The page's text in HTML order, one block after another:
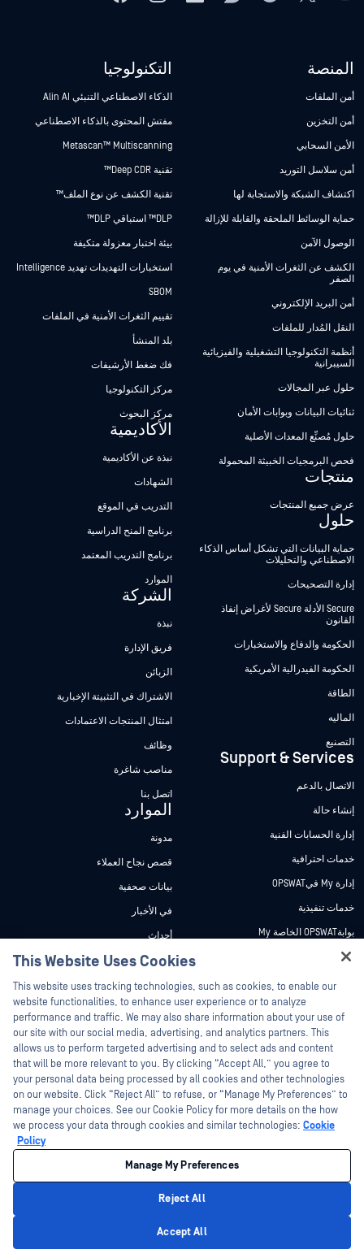
المنصة
أمن الملفات
أمن التخزين
الأمن السحابي
أمن سلاسل التوريد
اكتشاف الشبكة والاستجابة لها
حماية الوسائط الملحقة والقابلة للإزالة
الوصول الآمن
الكشف عن الثغرات الأمنية في يوم
الصفر
أمن البريد الإلكتروني
النقل المُدار للملفات
أنظمة التكنولوجيا التشغيلية والفيزيائية
السيبرانية
حلول عبر المجالات
ثنائيات البيانات وبوابات الأمان
حلول مُصنِّع المعدات الأصلية
فحص البرمجيات الخبيثة المحمولة
منتجات
عرض جميع المنتجات
حلول
حماية البيانات التي تشكل أساس الذكاء
الاصطناعي والتحليلات
إدارة التصحيحات
Secure الأدلة Secure لأغراض إنفاذ
القانون
الحكومة والدفاع والاستخبارات
الحكومة الفيدرالية الأمريكية
الطاقة
الماليه
التصنيع
Support & Services
الاتصال بالدعم
إنشاء حالة
إدارة الحسابات الفنية
خدمات احترافية
إدارة My فيOPSWAT
خدمات تنفيذية
بوابةOPSWAT الخاصة My
وثائق تقنية
دورات تدريبية
برنامج الثغرات الأمنية
الشركاء
شهادات
شركاء التكنولوجيا
برنامج شركاء القنوات
التكنولوجيا
الذكاء الاصطناعي التنبئي Alin AI
مفتش المحتوى بالذكاء الاصطناعي
Metascan™ Multiscanning
تقنية Deep CDR™
تقنية الكشف عن نوع الملف™
DLP™ استباقي DLP™
بيئة اختبار معزولة متكيفة
استخبارات التهديدات تهديد Intelligence
SBOM
تقييم الثغرات الأمنية في الملفات
بلد المنشأ
فك ضغط الأرشيفات
مركز التكنولوجيا
مركز البحوث
الأكاديمية
نبذة عن الأكاديمية
الشهادات
التدريب في الموقع
برنامج المنح الدراسية
برنامج التدريب المعتمد
الموارد
الشركة
نبذة
فريق الإدارة
الزبائن
الاشتراك في التثبيتة الإخبارية
امتثال المنتجات الاعتمادات
وظائف
مناصب شاغرة
اتصل بنا
الموارد
مدونة
قصص نجاح العملاء
بيانات صحفية
في الأخبار
أحداث
ندوات عبر الإنترنت
أوراق البيانات
مستندات تقنية
أدوات مجانية
©2026 OPSWAT . جميع الحقوق محفوظة. OPSWAT و MetaDefender و Metascan و
MetaAccess OPSWAT و Trust no File. Trust No Device. و OPSWAT و Protecting the
OPSWAT العلامات التجارية الخاصة بالجهات الخارجية هي ملك لأصحابها المعنيين.
إدارة تفضيلات ملفات تعريف الارتباط
This Website Uses Cookies
This website uses tracking technologies, such as cookies, to enable our
website functionalities, to enhance user experience or to analyze
performance and traffic. We may also share information about your use of
our site with our social media, advertising, and analytics partners. This
allows us to perform targeted advertising and to select ads and content
that will be more relevant to you. By clicking “Accept All,” you agree to
your personal data being processed by all cookies and other technologies
on our website. Click “Reject All” to refuse, or “Manage My Preferences” to
manage your choices. See our Cookie Policy for more details on the how
we process your data through cookies and similar technologies: Cookie
Policy
Manage My Preferences
Reject All
Accept All
Hey there!
I'm Ozzy, your OPSWAT virtual assistant.
How can I help you secure what's critical
today?